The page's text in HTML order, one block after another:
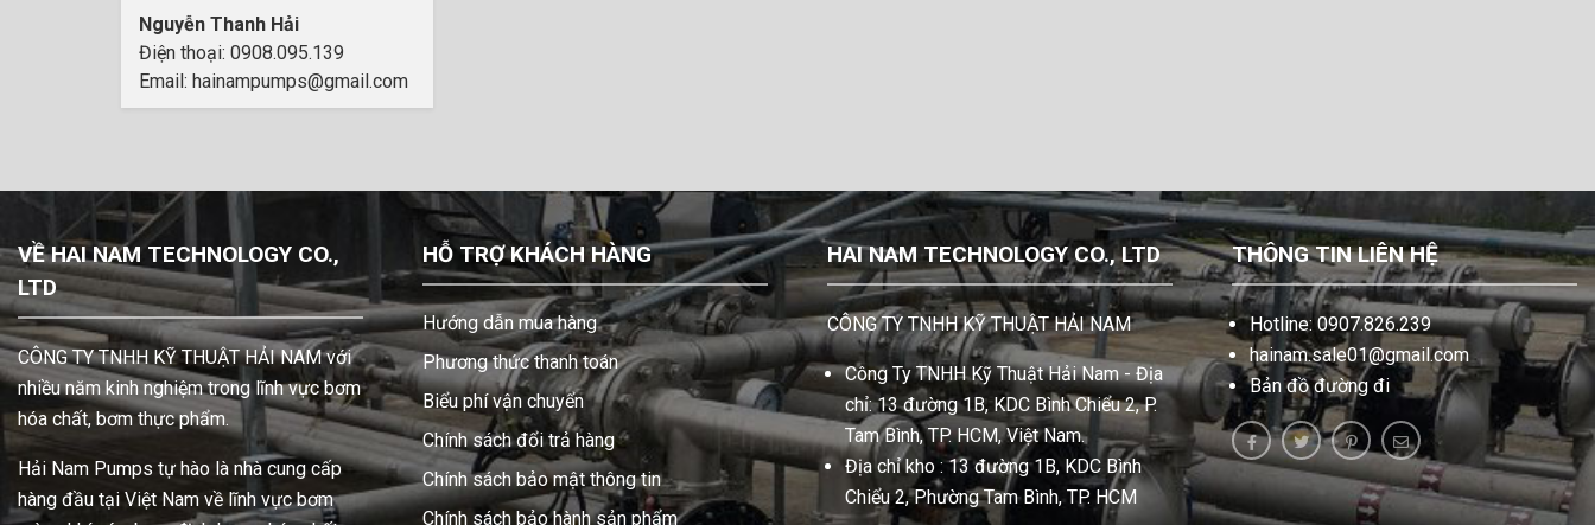
Nguyễn Thanh Hải
Điện thoại: 0908.095.139
Email: hainampumps@gmail.com
VỀ HAI NAM TECHNOLOGY CO.,
LTD
CÔNG TY TNHH KỸ THUẬT HẢI NAM với
nhiều năm kinh nghiệm trong lĩnh vực bơm
hóa chất, bơm thực phẩm.
Hải Nam Pumps tự hào là nhà cung cấp
hàng đầu tại Việt Nam về lĩnh vực bơm
HỖ TRỢ KHÁCH HÀNG
Hướng dẫn mua hàng
Phương thức thanh toán
Biểu phí vận chuyển
Chính sách đổi trả hàng
Chính sách bảo mật thông tin
Chính sách bảo hành sản phẩm
HAI NAM TECHNOLOGY CO., LTD
CÔNG TY TNHH KỸ THUẬT HẢI NAM
Công Ty TNHH Kỹ Thuật Hải Nam - Địa
chỉ: 13 đường 1B, KDC Bình Chiểu 2, P.
Tam Bình, TP. HCM, Việt Nam.
Địa chỉ kho : 13 đường 1B, KDC Bình
Chiểu 2, Phường Tam Bình, TP. HCM
THÔNG TIN LIÊN HỆ
Hotline: 0907.826.239
hainam.sale01@gmail.com
Bản đồ đường đi